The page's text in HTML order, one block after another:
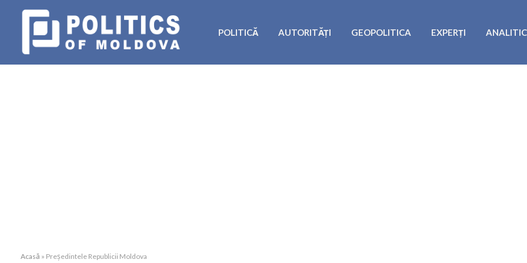
POLITICĂ AUTORITĂȚI GEOPOLITICA EXPERȚI
Acasă » Președintele Republicii Moldova